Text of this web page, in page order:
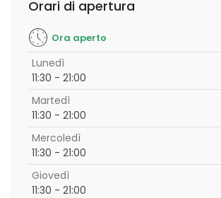
Orari di apertura
Ora aperto
Lunedì
11:30 - 21:00
Martedì
11:30 - 21:00
Mercoledì
11:30 - 21:00
Giovedì
11:30 - 21:00